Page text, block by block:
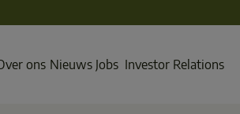
ons Nieuws Jobs Investor Relations